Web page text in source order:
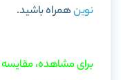
نوینهمراه باشید.
برای مشاهده،